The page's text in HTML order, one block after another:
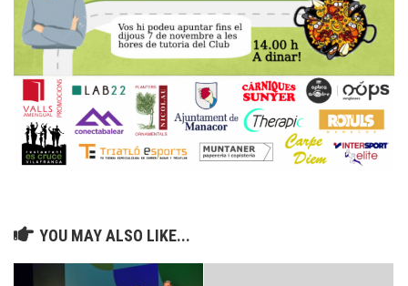
YOU MAY ALSO LIKE...